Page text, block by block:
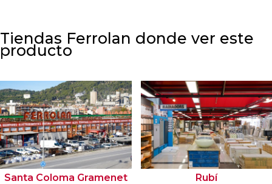
Tiendas Ferrolan donde ver este
producto
Santa Coloma Gramenet Rubí